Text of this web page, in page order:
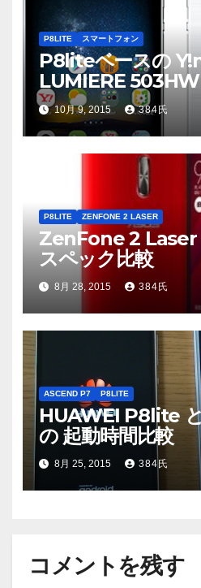
P8LITE スマートフォン
P8liteベースの
LUMIERE 503HW
10月 9, 2015 384氏
P8LITE ZENFONE 2 LASER
ZenFone 2
スペック比較
8月 28, 2015 384氏
ASCEND P7 P8LITE
HUAWEI P8lite
の 起動時間比較
8月 25, 2015 384氏
コメントを残す